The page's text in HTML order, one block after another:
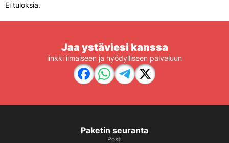
Ei tuloksia.
Jaa ystäviesi kanssa
linkki ilmaiseen ja hyödylliseen palveluun
Paketin seuranta
Posti